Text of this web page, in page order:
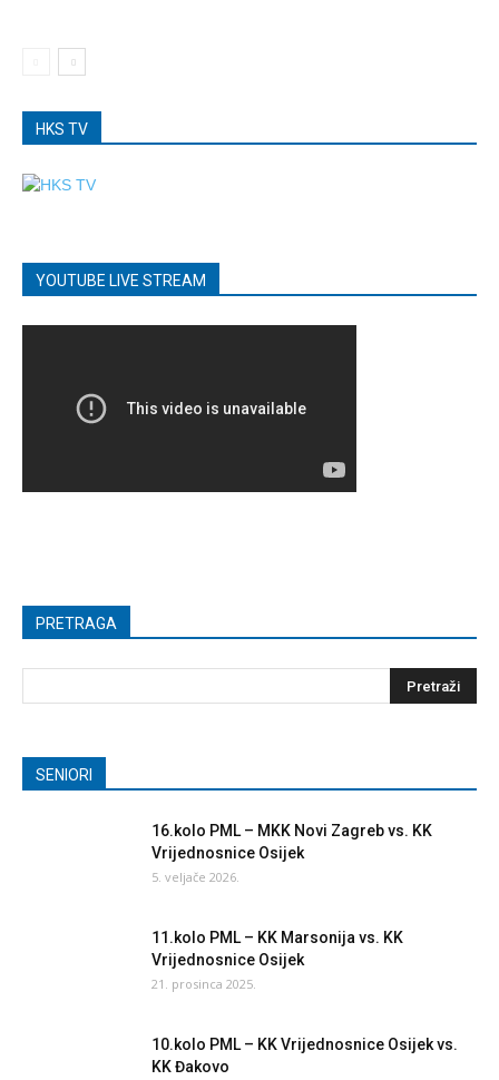
HKS TV
YOUTUBE LIVE STREAM
PRETRAGA
SENIORI
16.kolo PML – MKK Novi Zagreb vs. KK
Vrijednosnice Osijek
5. veljače 2026.
11.kolo PML – KK Marsonija vs. KK
Vrijednosnice Osijek
21. prosinca 2025.
10.kolo PML – KK Vrijednosnice Osijek vs.
KK Đakovo